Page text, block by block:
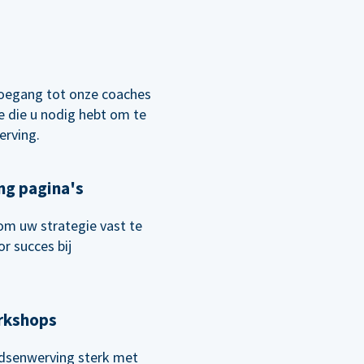
tot onze coaches
die u nodig hebt om te
pagina's
uw strategie vast te
succes bij
sterk met